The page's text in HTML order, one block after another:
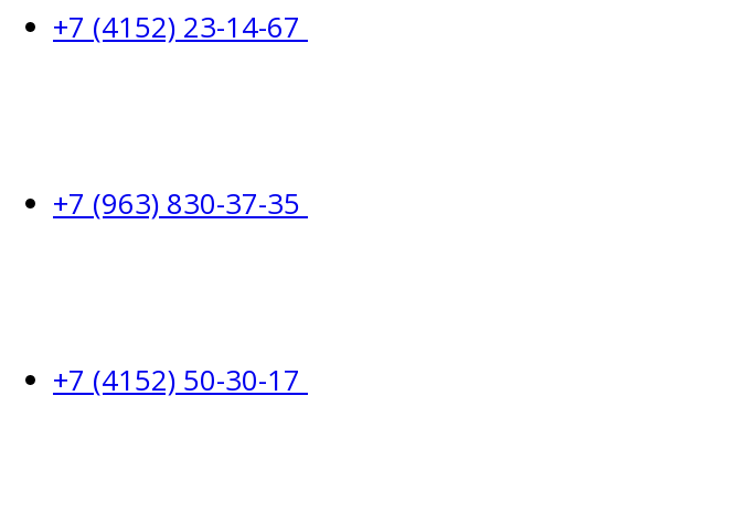
+7 (4152) 23-14-67
+7 (963) 830-37-35
+7 (4152) 50-30-17